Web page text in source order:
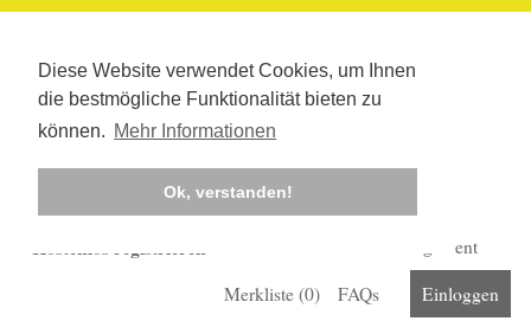
Diese Website verwendet Cookies, um Ihnen
die bestmögliche Funktionalität bieten zu
können. Mehr Informationen
Ok, verstanden!
Kostenlos registrieren
Corona-Management
Merkliste (0) FAQs Einloggen